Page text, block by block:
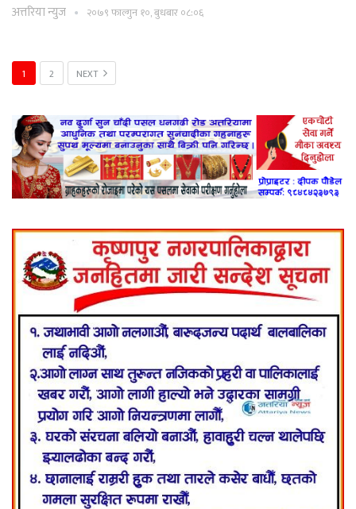
अत्तरिया न्युज २०७९ फाल्गुन १०, बुधबार ०८:०६
1 2 NEXT